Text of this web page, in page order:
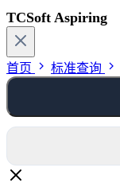
TCSoft Aspiring
首页 标准查询